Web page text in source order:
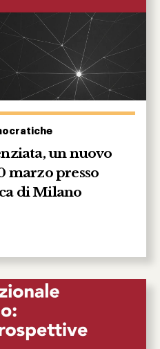
un nuovo
marzo presso
di Milano